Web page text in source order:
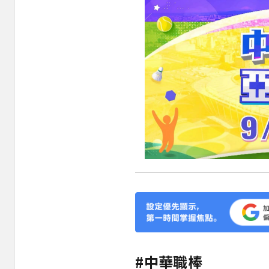
#中華職棒